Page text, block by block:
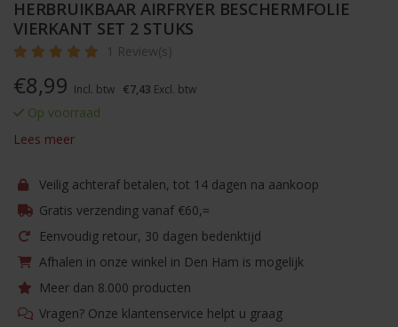
HERBRUIKBAAR AIRFRYER BESCHERMFOLIE
VIERKANT SET 2 STUKS
1 Review(s)
€8,99 Incl. btw €7,43 Excl. btw
Op voorraad
Lees meer
Veilig achteraf betalen, tot 14 dagen na aankoop
Gratis verzending vanaf €60,=
Eenvoudig retour, 30 dagen bedenktijd
Afhalen in onze winkel in Den Ham is mogelijk
Meer dan 8.000 producten
Vragen? Onze klantenservice helpt u graag